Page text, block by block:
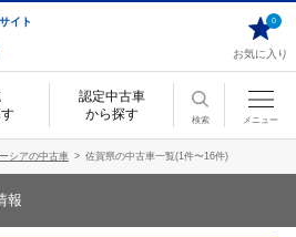
イト
お気に入り
0
認定中古車
から探す
検索 メニュー
シアの中古車 佐賀県の中古車一覧(1件〜16件)
報